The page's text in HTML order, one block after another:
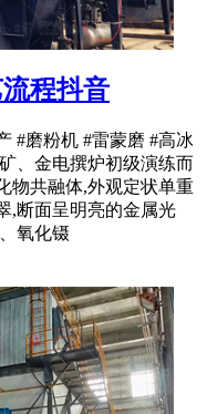
程抖音
#磨粉机 #雷蒙磨 #高冰
、金电撰炉初级演练而
物共融体,外观定状单重
,断面呈明亮的金属光
氧化镊